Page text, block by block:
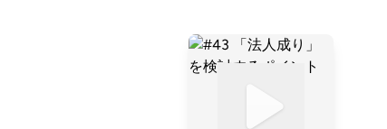
感想やトークテーマのリクエストな
人⁠⁠⁠⁠⁠（税理士・公認会計士
co.jp/StartPods⁠